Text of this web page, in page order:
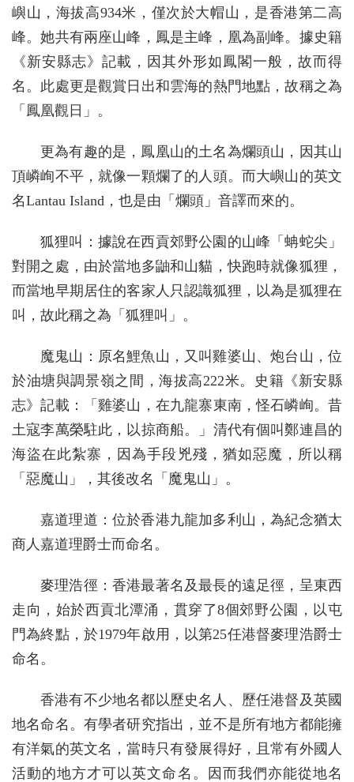
嶼山，海拔高934米，僅次於大帽山，是香港第二高
峰。她共有兩座山峰，鳳是主峰，凰為副峰。據史籍
《新安縣志》記載，因其外形如鳳閣一般，故而得
名。此處更是觀賞日出和雲海的熱門地點，故稱之為
「鳳凰觀日」。
更為有趣的是，鳳凰山的土名為爛頭山，因其山
頂嶙峋不平，就像一顆爛了的人頭。而大嶼山的英文
名Lantau Island，也是由「爛頭」音譯而來的。
狐狸叫：據說在西貢郊野公園的山峰「蚺蛇尖」
對開之處，由於當地多鼬和山貓，快跑時就像狐狸，
而當地早期居住的客家人只認識狐狸，以為是狐狸在
叫，故此稱之為「狐狸叫」。
魔鬼山：原名鯉魚山，又叫雞婆山、炮台山，位
於油塘與調景嶺之間，海拔高222米。史籍《新安縣
志》記載：「雞婆山，在九龍寨東南，怪石嶙峋。昔
土寇李萬榮駐此，以掠商船。」清代有個叫鄭連昌的
海盜在此紮寨，因為手段兇殘，猶如惡魔，所以稱
「惡魔山」，其後改名「魔鬼山」。
嘉道理道：位於香港九龍加多利山，為紀念猶太
商人嘉道理爵士而命名。
麥理浩徑：香港最著名及最長的遠足徑，呈東西
走向，始於西貢北潭涌，貫穿了8個郊野公園，以屯
門為終點，於1979年啟用，以第25任港督麥理浩爵士
命名。
香港有不少地名都以歷史名人、歷任港督及英國
地名命名。有學者研究指出，並不是所有地方都能擁
有洋氣的英文名，當時只有發展得好，且常有外國人
活動的地方才可以英文命名。因而我們亦能從地名